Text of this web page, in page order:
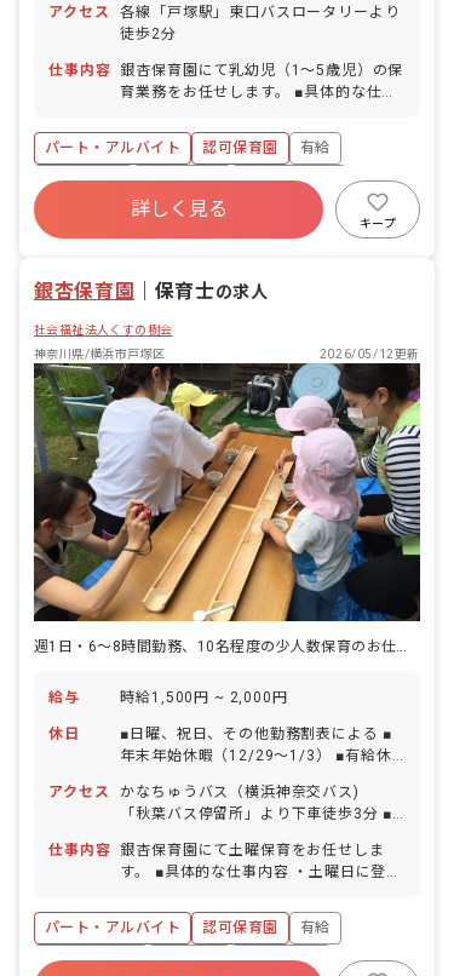
アクセス
各線「戸塚駅」東口バスロータリーより
徒歩2分
仕事内容
銀杏保育園にて乳幼児（1～5歳児）の保
育業務をお任せします。 ■具体的な仕事
育業務全般
パート・アルバイト 認可保育園
有給
退職金制度
残業少なめ
産休育休制度
社会福祉法人
未経験歓迎
新卒も歓迎
詳しく見る
キープ
銀杏保育園 保育士の求人
社会福祉法人くすの樹会
神奈川県/横浜市戸塚区
2026/05/12更新
週1日・6～8時間勤務、10名程度の少人数保育のお仕事♪経験不問
給与 時給1,500円 ~ 2,000円
休日
■日曜、祝日、その他勤務割表による ■
年末年始休暇（12/29～1/3） ■有給休
アクセス
かなちゅうバス（横浜神奈交バス)
「秋葉バス停留所」より下車徒歩3分 ■
仕事内容
銀杏保育園にて土曜保育をお任せしま
す。 ■具体的な仕事内容 ・土曜日に登園
パート・アルバイト
認可保育園
有給
社会福祉法人
車通勤可
未経験歓迎